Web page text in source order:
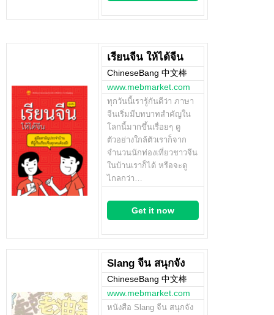
เรียนจีน ให้ได้จีน
ChineseBang 中文棒
www.mebmarket.com
ทุกวันนี้เรารู้กันดีว่า ภาษา
จีนเริ่มมีบทบาทสำคัญใน
โลกนี้มากขึ้นเรื่อยๆ ดู
ตัวอย่างใกล้ตัวเราก็จาก
จำนวนนักท่องเที่ยวชาวจีน
ในบ้านเราก็ได้ หรือจะดู
ไกลกว่า…
Get it now
Slang จีน สนุกจัง
ChineseBang 中文棒
www.mebmarket.com
หนังสือ Slang จีน สนุกจัง